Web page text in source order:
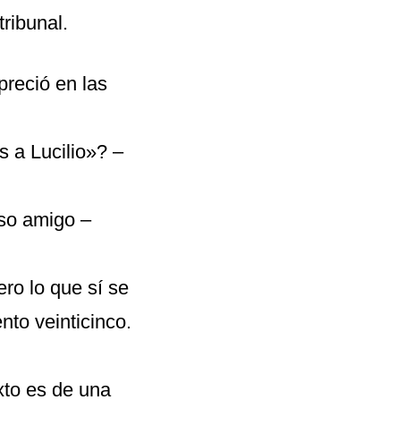
en las
a Lucilio»? –
amigo –
lo que sí se
veinticinco.
es de una